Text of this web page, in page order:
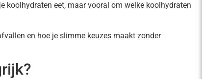
koolhydraten eet, maar vooral om welke koolhydraten
en hoe je slimme keuzes maakt zonder